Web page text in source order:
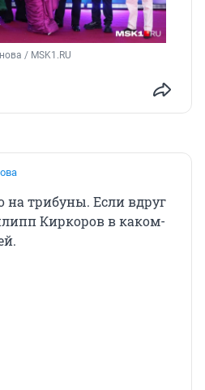
/ MSK1.RU
на трибуны. Если вдруг
Киркоров в каком-